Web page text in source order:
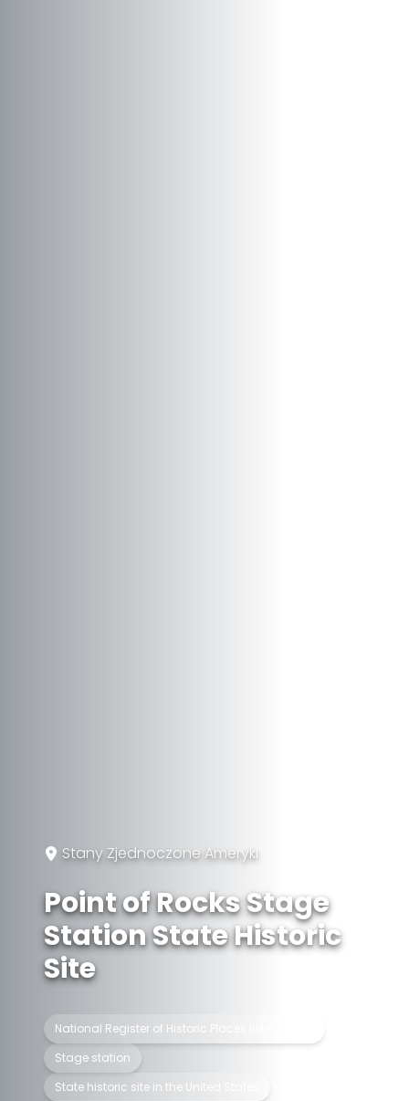
Stany Zjednoczone Ameryki
Point of Rocks Stage
Station State Historic
Site
National Register of Historic Places listed place
Stage station
State historic site in the United States